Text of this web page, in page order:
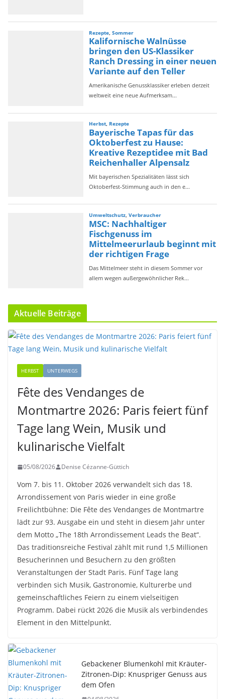
Aktuelle Beiträge
HERBST UNTERWEGS
Fête des Vendanges de
Montmartre 2026: Paris feiert fünf
Tage lang Wein, Musik und
kulinarische Vielfalt
05/08/2026 Denise Cézanne-Güttich
Vom 7. bis 11. Oktober 2026 verwandelt sich das 18.
Arrondissement von Paris wieder in eine große
Freilichtbühne: Die Fête des Vendanges de Montmartre
lädt zur 93. Ausgabe ein und steht in diesem Jahr unter
dem Motto „The 18th Arrondissement Leads the Beat“.
Das traditionsreiche Festival zählt mit rund 1,5 Millionen
Besucherinnen und Besuchern zu den größten
Veranstaltungen der Stadt Paris. Fünf Tage lang
verbinden sich Musik, Gastronomie, Kulturerbe und
gemeinschaftliches Feiern zu einem vielseitigen
Programm. Dabei rückt 2026 die Musik als verbindendes
Element in den Mittelpunkt.
Gebackener Blumenkohl mit Kräuter-
Zitronen-Dip: Knuspriger Genuss aus
dem Ofen